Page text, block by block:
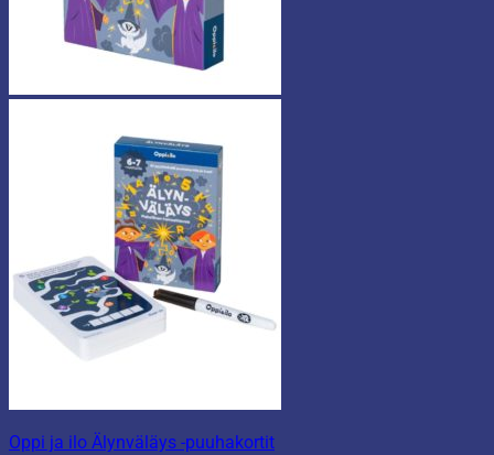
Oppi ja ilo Älynväläys -puuhakortit